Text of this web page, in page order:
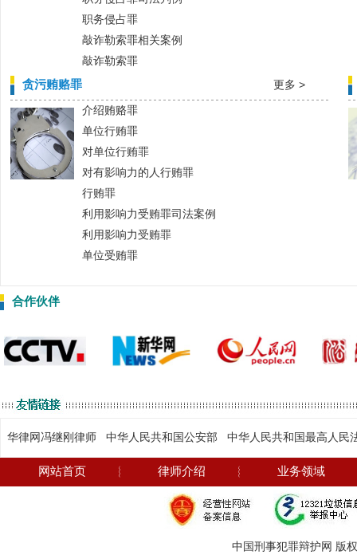
职务侵占罪
敲诈勒索罪相关案例
敲诈勒索罪
贪污贿赂罪
更多 >
介绍贿赂罪
单位行贿罪
对单位行贿罪
对有影响力的人行贿罪
行贿罪
利用影响力受贿罪司法案例
利用影响力受贿罪
单位受贿罪
合作伙伴
华律网冯继刚律师 中华人民共和国公安部 中华人民共和国最高人民
网站首页 ︴ 律师介绍 ︴ 业务领域
中国刑事犯罪辩护网 版